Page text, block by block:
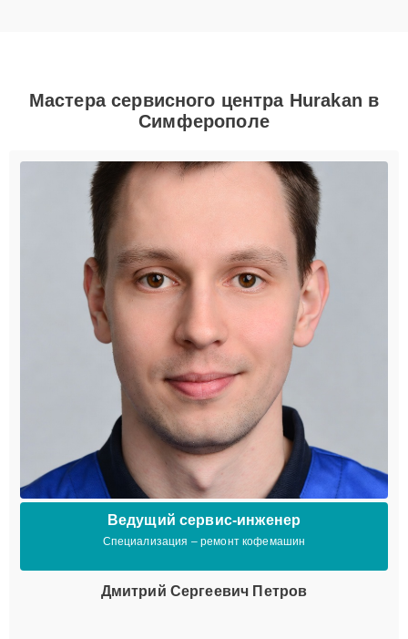
Мастера сервисного центра Hurakan в
Симферополе
Ведущий сервис-инженер
Специализация – ремонт кофемашин
Дмитрий Сергеевич Петров